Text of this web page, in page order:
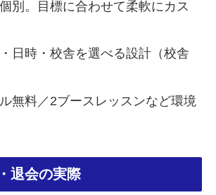
別。目標に合わせて柔軟にカス
日時・校舎を選べる設計（校舎
無料／2ブースレッスンなど環境
退会の実際